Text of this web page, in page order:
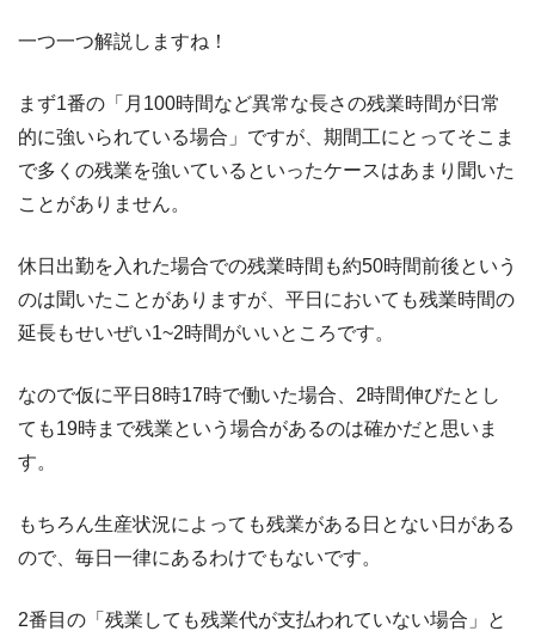
一つ一つ解説しますね！
まず1番の「月100時間など異常な長さの残業時間が日常
的に強いられている場合」ですが、期間工にとってそこま
で多くの残業を強いているといったケースはあまり聞いた
ことがありません。
休日出勤を入れた場合での残業時間も約50時間前後という
のは聞いたことがありますが、平日においても残業時間の
延長もせいぜい1~2時間がいいところです。
なので仮に平日8時17時で働いた場合、2時間伸びたとし
ても19時まで残業という場合があるのは確かだと思いま
す。
もちろん生産状況によっても残業がある日とない日がある
ので、毎日一律にあるわけでもないです。
2番目の「残業しても残業代が支払われていない場合」と